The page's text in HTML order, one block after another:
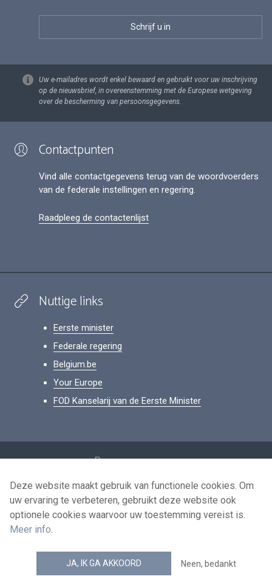
Uw e-mailadres wordt enkel bewaard en gebruikt voor uw inschrijving
op de nieuwsbrief, in overeenstemming met de Europese wetgeving
over de bescherming van persoonsgegevens.
Contactpunten
Vind alle contactgegevens terug van de woordvoerders
van de federale instellingen en regering.
Raadpleeg de contactenlijst
Nuttige links
Eerste minister
Federale regering
Belgium.be
Your Europe
FOD Kanselarij van de Eerste Minister
Persoonsgegevens
Voorwaarden voor het hergebruik
Contacteer ons
news.belgium RSS feed
© 2026 - news.belgium.be
Deze website maakt gebruik van functionele cookies. Om
uw ervaring te verbeteren, gebruikt deze website ook
optionele cookies waarvoor uw toestemming vereist is.
Meer info.
JA, IK GA AKKOORD Neen, bedankt